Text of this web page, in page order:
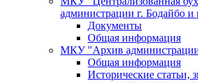
администрации г. Бодайбо и
Документы
Общая информация
МКУ "Архив администрации
Общая информация
Исторические статьи,